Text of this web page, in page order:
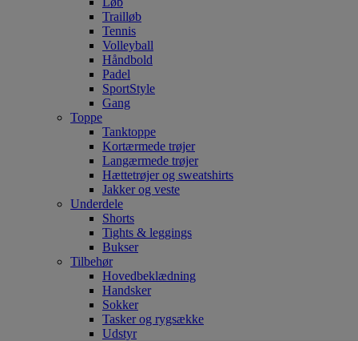
Trailløb
Tennis
Volleyball
Håndbold
Padel
SportStyle
Gang
Toppe
Tanktoppe
Kortærmede trøjer
Langærmede trøjer
Hættetrøjer og sweatshirts
Jakker og veste
Underdele
Shorts
Tights & leggings
Bukser
Tilbehør
Hovedbeklædning
Handsker
Sokker
Tasker og rygsække
Udstyr